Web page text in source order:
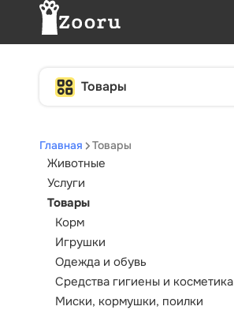
Товары
Главная Товары
Животные
Услуги
Товары
Корм
Игрушки
Одежда и обувь
Средства гигиены и косметика
Миски, кормушки, поилки